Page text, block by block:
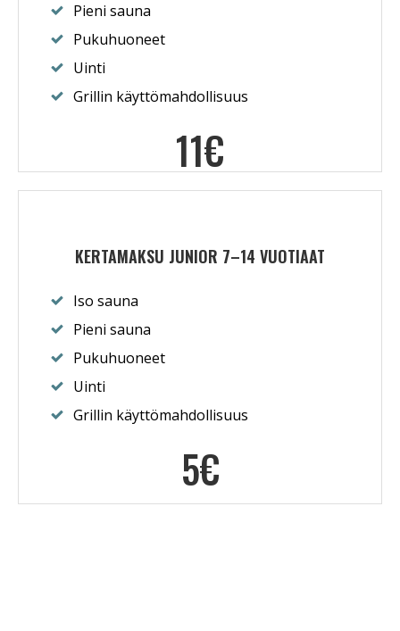
Pieni sauna
Pukuhuoneet
Uinti
Grillin käyttömahdollisuus
11€
KERTAMAKSU JUNIOR 7–14 VUOTIAAT
Iso sauna
Pieni sauna
Pukuhuoneet
Uinti
Grillin käyttömahdollisuus
5€